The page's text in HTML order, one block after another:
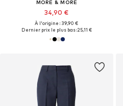
MORE & MORE
34,90 €
À l'origine : 39,90 €
Dernier prix le plus bas :25,11 €